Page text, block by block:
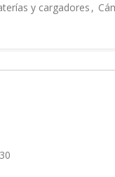
y cargadores ,